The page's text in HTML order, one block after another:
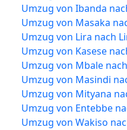
Umzug von Ibanda
Umzug von Masaka
Umzug von Lira nach
Umzug von Kasese
Umzug von Mbale
Umzug von Masindi
Umzug von Mityana
Umzug von Entebbe
Umzug von Wakiso